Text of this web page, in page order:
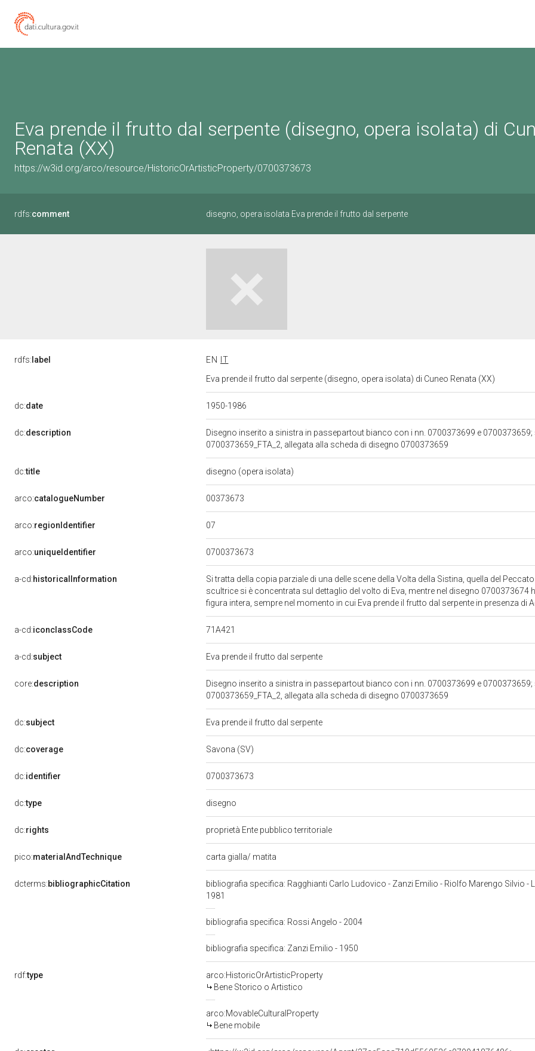
Eva prende il frutto dal serpente (disegno, opera isolata) di
Renata (XX)
https://w3id.org/arco/resource/HistoricOrArtisticProperty/0700373673
rdfs:comment disegno, opera isolata Eva prende il frutto dal serpente
rdfs: label EN
IT
Eva prende il frutto dal serpente (disegno, opera isolata) di Cuneo Renata (XX)
dc:date 1950-1986
dc:description
Disegno inserito a sinistra in passepartout bianco con i nn. 0700373699 e
0700373659_FTA_2, allegata alla scheda di disegno 0700373659
dc:title disegno (opera isolata)
arco:catalogueNumber 00373673
arco:regionIdentifier 07
arco:uniqueIdentifier 0700373673
a-cd:historicalInformation
Si tratta della copia parziale di una delle scene della Volta della Sistina, quella del
scultrice si è concentrata sul dettaglio del volto di Eva, mentre nel disegno 0700373674
figura intera, sempre nel momento in cui Eva prende il frutto dal serpente in presenza di
a-cd:iconclassCode 71A421
a-cd:subject Eva prende il frutto dal serpente
core:description
Disegno inserito a sinistra in passepartout bianco con i nn. 0700373699 e
0700373659_FTA_2, allegata alla scheda di disegno 0700373659
dc:subject Eva prende il frutto dal serpente
dc:coverage Savona (SV)
dc:identifier 0700373673
dc:type disegno
dc:rights proprietà Ente pubblico territoriale
pico:materialAndTechnique carta gialla/ matita
dcterms:bibliographicCitation
bibliografia specifica: Ragghianti Carlo Ludovico - Zanzi Emilio - Riolfo Marengo Silvio -
1981
bibliografia specifica: Rossi Angelo - 2004
bibliografia specifica: Zanzi Emilio - 1950
rdf:type
arco:HistoricOrArtisticProperty
Bene Storico o Artistico
arco:MovableCulturalProperty
Bene mobile